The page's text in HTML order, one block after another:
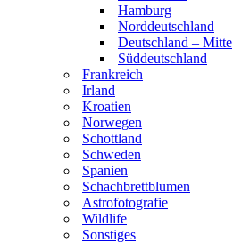
Hamburg
Norddeutschland
Deutschland – Mitte
Süddeutschland
Frankreich
Irland
Kroatien
Norwegen
Schottland
Schweden
Spanien
Schachbrettblumen
Astrofotografie
Wildlife
Sonstiges